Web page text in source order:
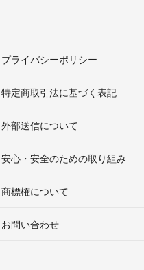
プライバシーポリシー
特定商取引法に基づく表記
外部送信について
安心・安全のための取り組み
商標権について
お問い合わせ